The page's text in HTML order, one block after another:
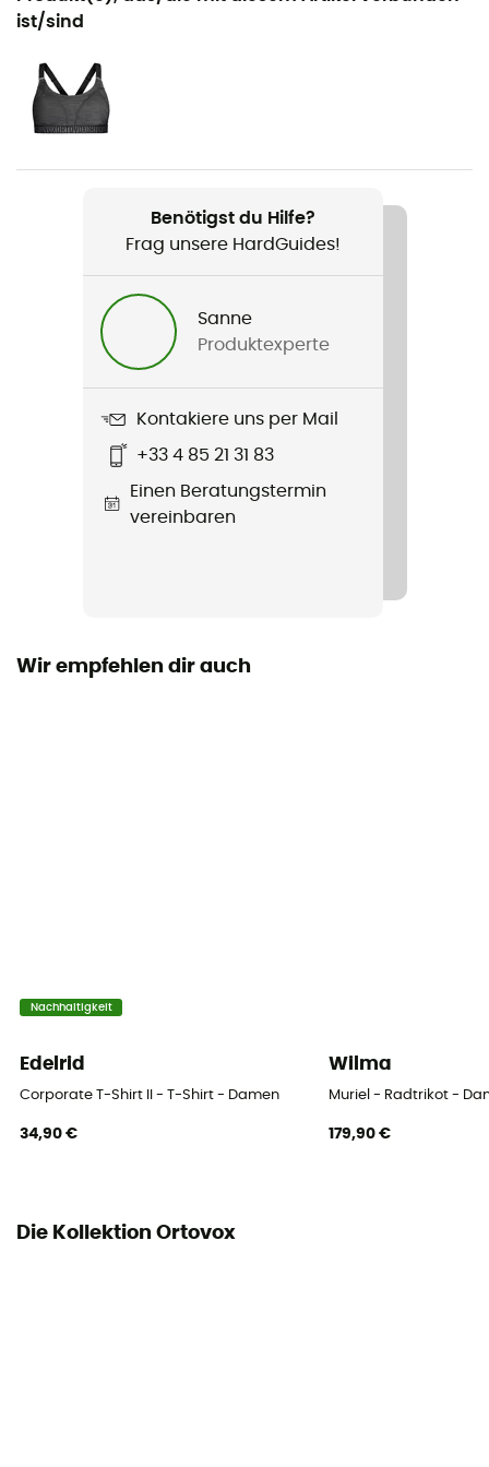
Wandern / Klettern / Skitouren / Trekking / Reise /
Bergsteigen / Alltag
Geschlecht
Damen
Gewicht
120 Cool Tec Fast Upward
Fair Wear Foundation / Ortovox Wool Promise (OWP)
[main] 52% merino wool - 33% lyocell (Tencel™) - 15%
ist/sind
Benötigst du Hilfe?
Frag unsere HardGuides!
Sanne
Produktexperte
Kontakiere uns per Mail
+33 4 85 21 31 83
Einen Beratungstermin
vereinbaren
Wir empfehlen dir auch
Nachhaltigkeit
Edelrid
Corporate T-Shirt II - T-Shirt - Damen
34,90 €
Wilma
Muriel - Radtrikot -
179,90 €
Die Kollektion Ortovox